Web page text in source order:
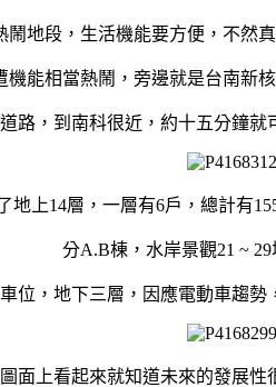
地段，生活機能要方便，不然
機能相當熱鬧，旁邊就是台南新
路，到南科很近，約十五分鐘就
地上14層，一層有6戶，總計有
分A.B棟，水岸景觀21 ~ 29
位，地下三層，因應電動車趨勢
面上看起來就知道未來的發展性